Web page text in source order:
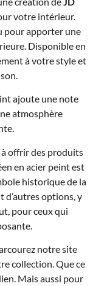
votre intérieur.
pour apporter une
Disponible en
à votre style et
ajoute une note
atmosphère
à offrir des produits
en acier peint est
historique de la
d’autres options, y
pour ceux qui
notre site
collection. Que ce
Mais aussi pour